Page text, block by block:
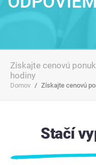
Získajte cenovú
hodiny
Domov Získajte cenovú
Stačí